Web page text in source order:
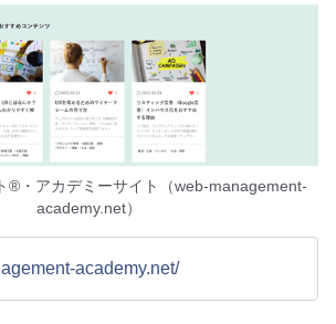
®・アカデミーサイト（web-management-
academy.net）
academy.net/